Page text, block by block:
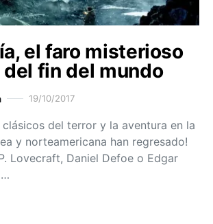
el faro misterioso
del fin del mundo
19/10/2017
clásicos del terror y la aventura en la
y norteamericana han regresado!
Lovecraft, Daniel Defoe o Edgar